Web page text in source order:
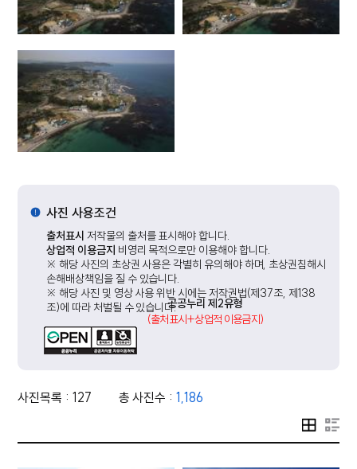
사진 사용조건
출처표시 저작물의 출처를 표시해야 합니다.
상업적 이용금지 비영리 목적으로만 이용해야 합니다.
※ 해당 사진의 초상권 사용은 각별히 유의해야 하며, 초상권침해시
손해배상책임을 질 수 있습니다.
※ 해당 사진 및 영상 사용 위반 시에는 저작권법(제37조, 제138
조)에 따라 처벌될 수 있습니다.공공누리 제2유형
(출처표시+상업적 이용금지)
사진목록 : 127 총 사진수 : 1,186